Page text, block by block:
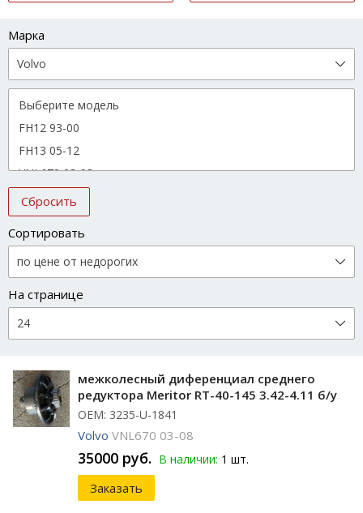
Марка
Сбросить
Сортировать
На странице
межколесный диференциал среднего
редуктора Meritor RT-40-145 3.42-4.11 б/у
ОЕМ: 3235-U-1841
Volvo VNL670 03-08
35000 руб. В наличии: 1 шт.
Заказать